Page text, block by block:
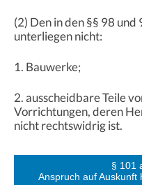
(2) Den in den §§ 98
unterliegen nicht:
1. Bauwerke;
2. ausscheidbare Teile
Vorrichtungen, deren
nicht rechtswidrig ist.
§ 101
Anspruch auf Auskunft